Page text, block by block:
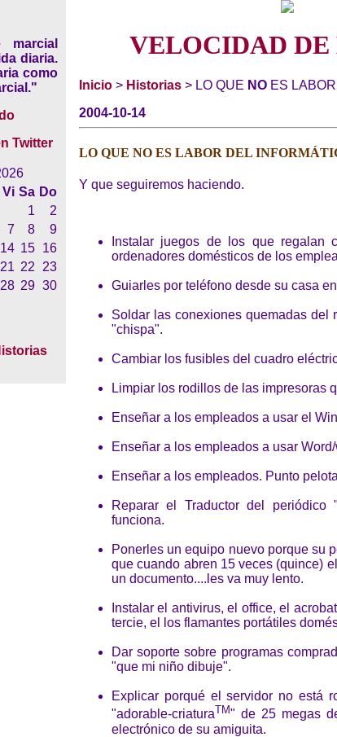
diaria.
como
Vi Sa Do
1
2
7 8
9
14 15
16
21 22
23
28 29 30
VELOCIDAD DE
Inicio > Historias > LO QUE NO ES
2004-10-14
LO QUE NO ES LABOR DEL
Y que seguiremos haciendo.
Instalar juegos de los que regalan
ordenadores domésticos de los
Guiarles por teléfono desde su casa
Soldar las conexiones quemadas del
"chispa".
Cambiar los fusibles del cuadro
Limpiar los rodillos de las impresoras
Enseñar a los empleados a usar el
Enseñar a los empleados a usar Word/
Enseñar a los empleados. Punto
Reparar el Traductor del periódico
funciona.
Ponerles un equipo nuevo porque su
que cuando abren 15 veces (quince)
un documento....les va muy lento.
Instalar el antivirus, el office, el
tercie, el los flamantes portátiles
Dar soporte sobre programas
"que mi niño dibuje".
Explicar porqué el servidor no está
"adorable-criaturaTM" de 25 megas
electrónico de su amiguita.